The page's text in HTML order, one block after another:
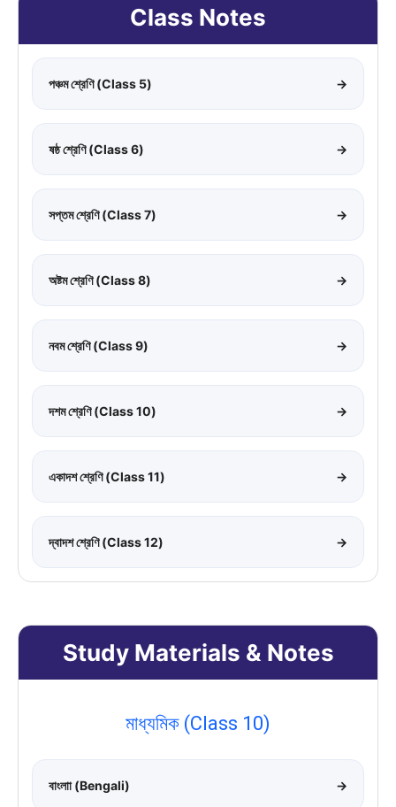
Class Notes
পঞ্চম শ্রেণি (Class 5) →
ষষ্ঠ শ্রেণি (Class 6) →
সপ্তম শ্রেণি (Class 7) →
অষ্টম শ্রেণি (Class 8) →
নবম শ্রেণি (Class 9) →
দশম শ্রেণি (Class 10) →
একাদশ শ্রেণি (Class 11) →
দ্বাদশ শ্রেণি (Class 12) →
Study Materials & Notes
মাধ্যমিক (Class 10)
বাংলাা (Bengali) →